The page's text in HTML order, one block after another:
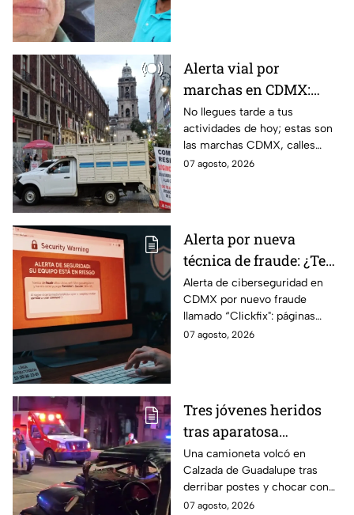
Alerta vial por
marchas en CDMX:
Manifestantes retiran
bloqueo en Canela y Eje
3 Sur, colonia Granjas
México
No llegues tarde a tus
actividades de hoy; estas son
las marchas CDMX, calles
cerradas y bloqueos que
07 agosto, 2026
Alerta por nueva
técnica de fraude: ¿Te
piden copiar códigos
extraños en la PC?
Cuidado, podrías ser
víctima del peligroso
Alerta de ciberseguridad en
CDMX por nuevo fraude
llamado “Clickfix": páginas
falsas que engañan para
07 agosto, 2026
Tres jóvenes heridos
tras aparatosa
volcadura en Tepeyac
Insurgentes y operativo
en la Juárez, mientras
Una camioneta volcó en
Calzada de Guadalupe tras
derribar postes y chocar con
un árbol, dejando a tres
07 agosto, 2026